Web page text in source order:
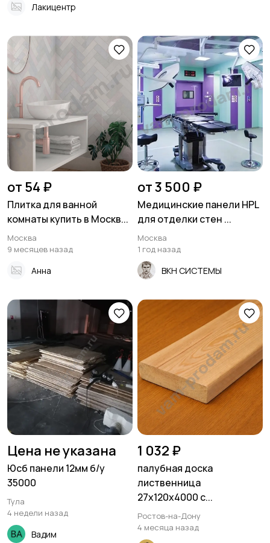
Лакицентр
от 54 ₽
Плитка для ванной
комнаты купить в Москв...
Москва
9 месяцев назад
Анна
от 3 500 ₽
Медицинские панели HPL
для отделки стен ...
Москва
1 год назад
ВКН СИСТЕМЫ
Цена не указана
Юсб панели 12мм б/у
35000
Тула
4 недели назад
Вадим
1 032 ₽
палубная доска
лиственница
27х120х4000 с...
Ростов-на-Дону
4 месяца назад